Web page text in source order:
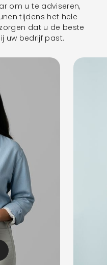
om u te adviseren,
tijdens het hele
dat u de beste
uw bedrijf past.